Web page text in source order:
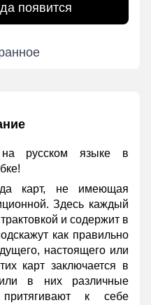
появится
на русском языке в
карт, не имеющая
Здесь каждый
и содержит в
как правильно
настоящего или
карт заключается в
в них различные
к себе